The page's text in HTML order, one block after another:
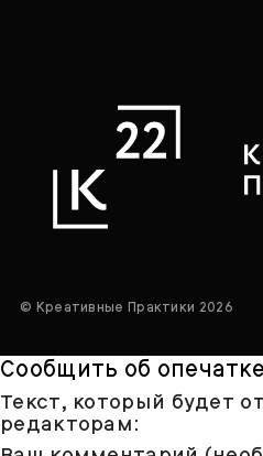
© Креативные Практики 2026
Сообщить об опечатке
Текст, который будет
редакторам: